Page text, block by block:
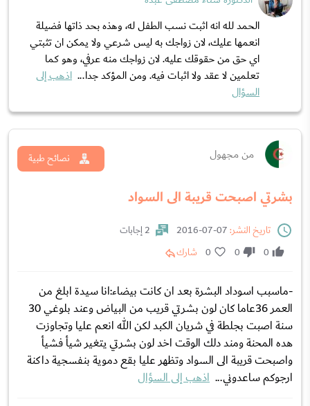
الحمد لله انه اثبت نسب الطفل له، وهذه بحد ذاتها فضيلة
انعمها عليك، لان زواجك به ليس شرعي ولا يمكن ان تثبتي
اي حق من حقوقك عليه. لان زواجك منه عرفي، وهو كما
تعلمين لا عقد ولا اثبات فيه. ومن المؤكد جدا... اذهب إلى
السؤال
من مجهول
بشرتي اصبحت قريبة الى السواد
نصائح طبية
تاريخ النشر:
2 إجابات
0
0
0 شارك
-ماسبب اسوداد البشرة بعد ان كانت بيضاء:انا سيدة ابلغ من
العمر 36عاما كان لون بشرتي قريب من البياض وعند بلوغي 30
سنة اصبت بجلطة في شريان الكبد لكن الله انعم عليا وتجاوزت
هده المحنة ومند دلك الوقت اخد لون بشرتي يتغير شيأ فشيأ
واصبحت قريبة الى السواد وتظهر عليا بقع دموية بنفسجية داكنة
ارجوكم ساعدوني... اذهب إلى السؤال